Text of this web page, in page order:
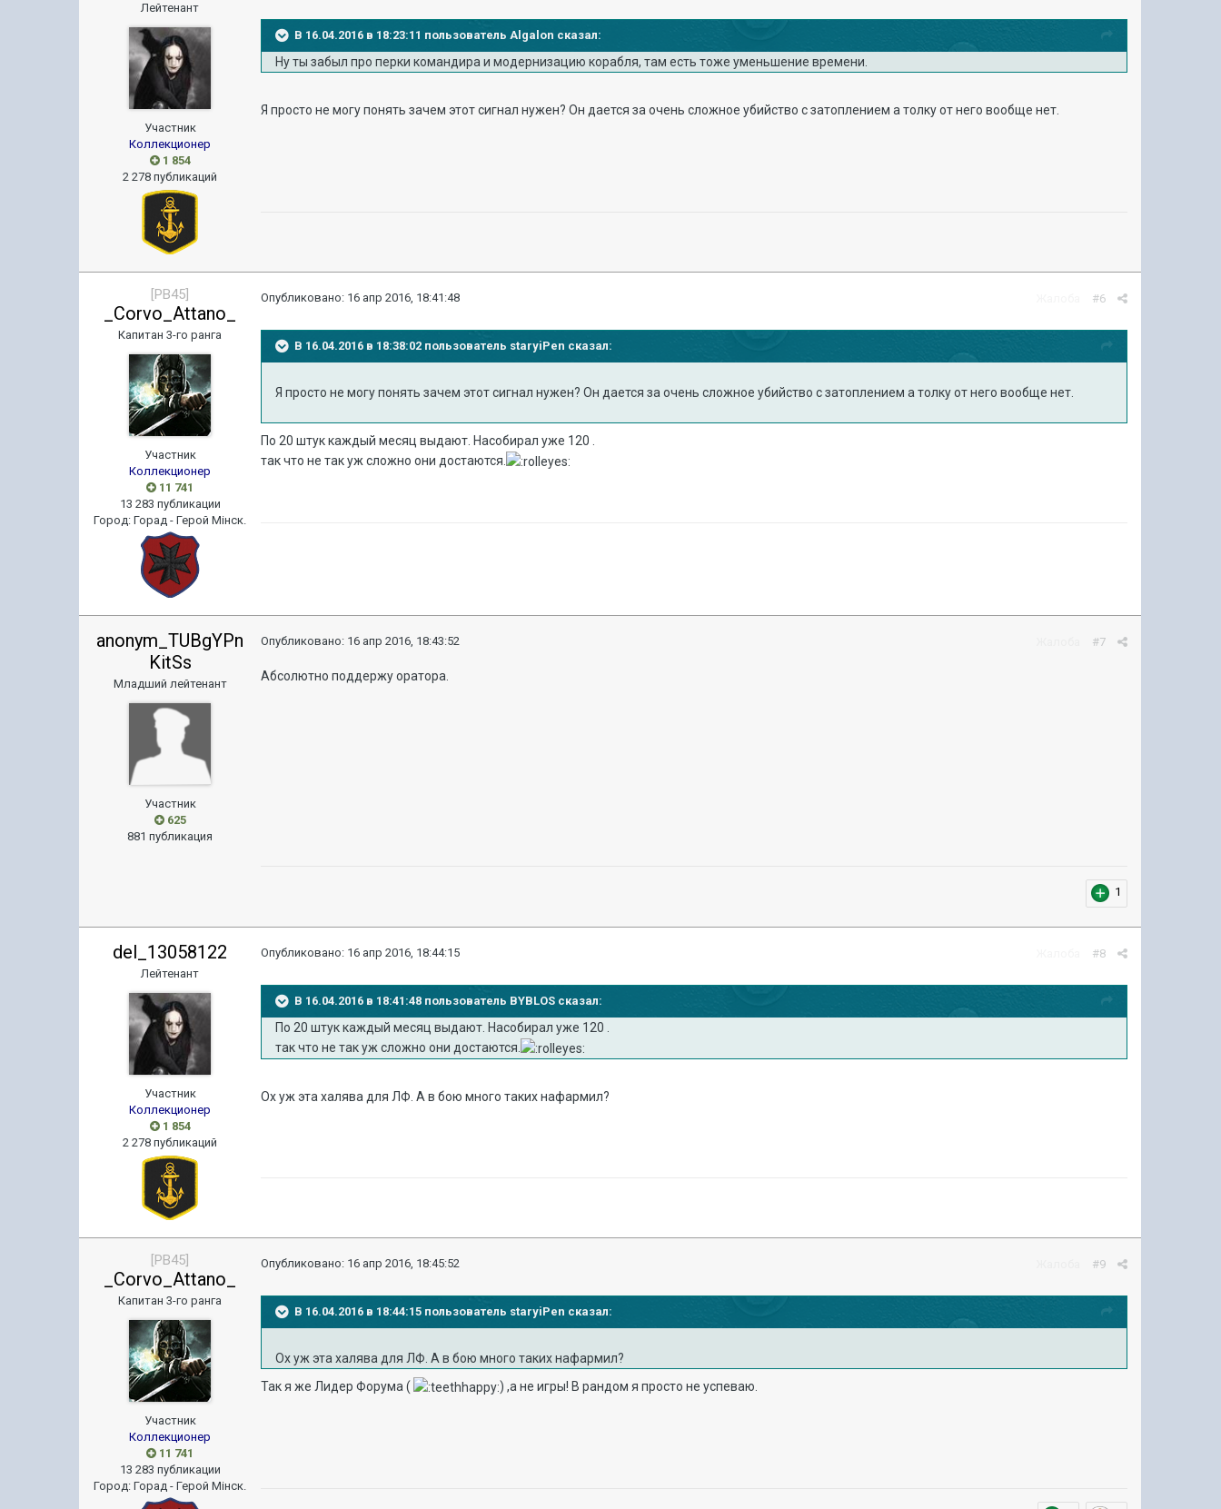
Лейтенант
Участник
Коллекционер
1 854
2 278 публикаций
В 16.04.2016 в 18:23:11 пользователь Algalon сказал:
Ну ты забыл про перки командира и модернизацию корабля, там есть тоже уменьшение времени.
Я просто не могу понять зачем этот сигнал нужен? Он дается за очень сложное убийство с затоплением а толку от него вообще нет.
[PB45]
_Corvo_Attano_
Капитан 3-го ранга
Участник
Коллекционер
11 741
13 283 публикации
Город:Горад - Герой Мiнск.
#6
Опубликовано: 16 апр 2016, 18:41:48
В 16.04.2016 в 18:38:02 пользователь staryiPen сказал:
Я просто не могу понять зачем этот сигнал нужен? Он дается за очень сложное убийство с затоплением а толку от него вообще нет.
По 20 штук каждый месяц выдают. Насобирал уже 120 .
так что не так уж сложно они достаются.
anonym_TUBgYPn
KitSs
Младший лейтенант
Участник
625
881 публикация
#7
Опубликовано: 16 апр 2016, 18:43:52
Абсолютно поддержу оратора.
1
del_13058122
Лейтенант
Участник
Коллекционер
1 854
2 278 публикаций
#8
Опубликовано: 16 апр 2016, 18:44:15
В 16.04.2016 в 18:41:48 пользователь BYBLOS сказал:
По 20 штук каждый месяц выдают. Насобирал уже 120 .
так что не так уж сложно они достаются.
Ох уж эта халява для ЛФ. А в бою много таких нафармил?
[PB45]
_Corvo_Attano_
Капитан 3-го ранга
Участник
Коллекционер
11 741
13 283 публикации
Город:Горад - Герой Мiнск.
#9
Опубликовано: 16 апр 2016, 18:45:52
В 16.04.2016 в 18:44:15 пользователь staryiPen сказал:
Ох уж эта халява для ЛФ. А в бою много таких нафармил?
Так я же Лидер Форума (
) ,а не игры! В рандом я просто не успеваю.